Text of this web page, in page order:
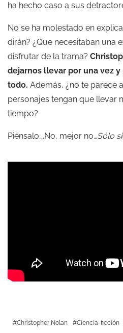
ha hecho caso a sus
No se ha molestado en
dirán? ¿Que necesitaban una
disfrutar de la trama?
dejarnos llevar por una vez
todo. Además, ¿no te parece
personajes tengan que llevar
tiempo?
Piénsalo….No, mejor no…Sólo
Christopher Nolan Ciencia-ficción